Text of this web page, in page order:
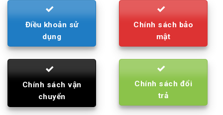
Điều khoản sử
dụng
Chính sách bảo
mật
Chính sách vận
chuyển
Chính sách đổi
trả